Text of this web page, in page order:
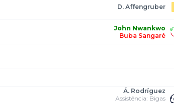
D. Affengruber
John Nwankwo
Buba Sangaré
Á. Rodríguez
Assistência: Bigas